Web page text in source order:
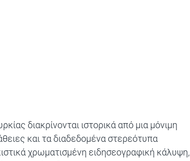
διακρίνονται ιστορικά από μια μόνιμη
και τα διαδεδομένα στερεότυπα
χρωματισμένη ειδησεογραφική κάλυψη,